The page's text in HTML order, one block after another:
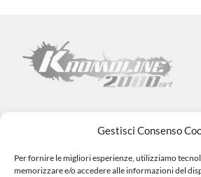
Gestisci Consenso
Per fornire le migliori esperienze, utilizziamo
memorizzare e/o accedere alle informazioni del
Kromoline 2000 SRL
Via L. Tabellione, 1 (47891) Falciano –